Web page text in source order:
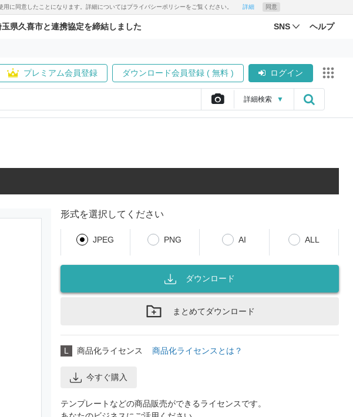
に同意したことになります。詳細についてはプライバシーポリシーをご覧ください。 詳細 同意
県久喜市と連携協定を締結しました SNS ヘルプ
プレミアム会員登録 ダウンロード会員登録 ( 無料 ) ログイン
詳細検索 ▼
形式を選択してください
JPEG PNG AI ALL
ダウンロード
まとめてダウンロード
L 商品化ライセンス 商品化ライセンスとは？
今すぐ購入
テンプレートなどの商品販売ができるライセンスです。